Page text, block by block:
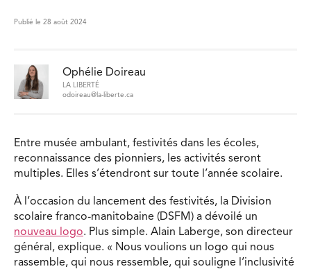
Publié le 28 août 2024
Ophélie Doireau
LA LIBERTÉ
odoireau@la-liberte.ca
Entre musée ambulant, festivités dans les écoles,
reconnaissance des pionniers, les activités seront
multiples. Elles s’étendront sur toute l’année scolaire.
À l’occasion du lancement des festivités, la Division
scolaire franco-manitobaine (DSFM) a dévoilé un
nouveau logo. Plus simple. Alain Laberge, son directeur
général, explique. « Nous voulions un logo qui nous
rassemble, qui nous ressemble, qui souligne l’inclusivité